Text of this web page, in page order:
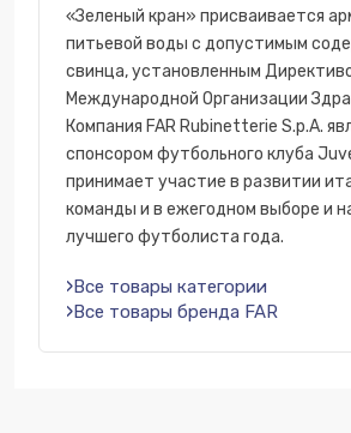
«Зеленый кран» присваивается
питьевой воды с допустимым
свинца, установленным
Международной Организации
Компания FAR Rubinetterie S.p.A.
спонсором футбольного клуба
принимает участие в развитии
команды и в ежегодном выборе и
лучшего футболиста года.
Все товары категории
Все товары бренда FAR